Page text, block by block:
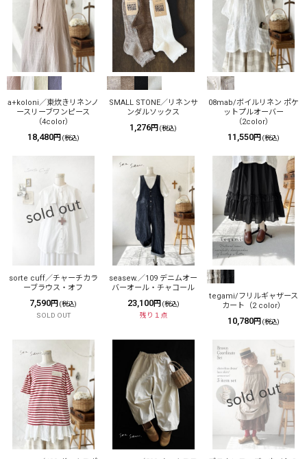
在庫あり
並び順
絞り込む
a+koloni／東炊きリネンノ
ースリーブワンピース
（4color）
18,480円 (税込)
SMALL STONE／リネンサ
ンダルソックス
1,276円 (税込)
08mab/ボイルリネン ポケ
ットプルオーバー
（2color）
11,550円 (税込)
sorte cuff／チャーチカラ
ーブラウス・オフ
7,590円 (税込)
SOLD OUT
seasew.／109 デニムオー
バーオール・チャコール
23,100円 (税込)
残り１点
tegami/フリルギャザース
カート（2 color）
10,780円 (税込)